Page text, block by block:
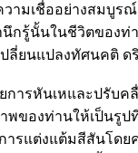
ามเชื่ออย่างสมบู
กรู้นั้นในชีวิตของท่
ลี่ยนแปลงทัศนคติ ด
การหันเหและปรับ
พของท่านให้เป็นรู
ารแต่งแต้มสีสันโด